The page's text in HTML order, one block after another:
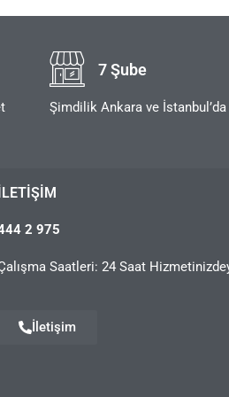
7 Şube
Şimdilik Ankara ve İstanbul’da
2 975
Saatleri: 24 Saat
İletişim